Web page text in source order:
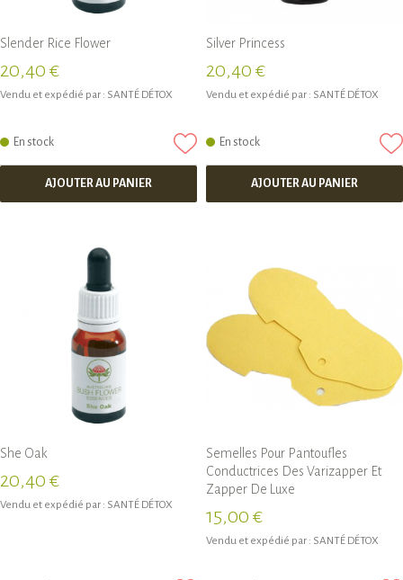
Slender Rice Flower
20,40 €
Vendu et expédié par : SANTÉ DÉTOX
En stock
AJOUTER AU PANIER
Silver Princess
20,40 €
Vendu et expédié par : SANTÉ DÉTOX
En stock
AJOUTER AU PANIER
She Oak
20,40 €
Vendu et expédié par : SANTÉ DÉTOX
Semelles Pour Pantoufles
Conductrices Des Varizapper Et
Zapper De Luxe
15,00 €
Vendu et expédié par : SANTÉ DÉTOX